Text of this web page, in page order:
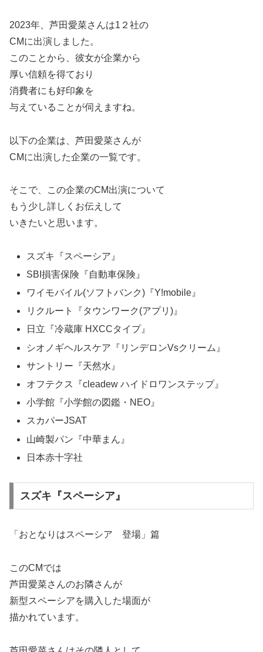
2023年、芦田愛菜さんは1２社の
CMに出演しました。
このことから、彼女が企業から
厚い信頼を得ており
消費者にも好印象を
与えていることが伺えますね。
以下の企業は、芦田愛菜さんが
CMに出演した企業の一覧です。
そこで、この企業のCM出演について
もう少し詳しくお伝えして
いきたいと思います。
スズキ『スペーシア』
SBI損害保険『自動車保険』
ワイモバイル(ソフトバンク)『Y!mobile』
リクルート『タウンワーク(アプリ)』
日立『冷蔵庫 HXCCタイプ』
シオノギヘルスケア『リンデロンVsクリーム』
サントリー『天然水』
オフテクス『cleadew ハイドロワンステップ』
小学館『小学館の図鑑・NEO』
スカパーJSAT
山崎製パン『中華まん』
日本赤十字社
スズキ『スペーシア』
「おとなりはスペーシア 登場」篇
このCMでは
芦田愛菜さんのお隣さんが
新型スペーシアを購入した場面が
描かれています。